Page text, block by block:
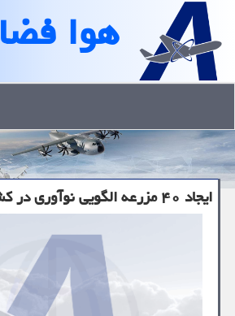
هوا فضا
ایجاد ۴۰ مزرعه الگویی نوآوری در کشور تا آخر سال